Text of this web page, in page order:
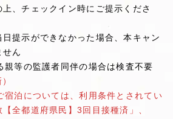
、チェックイン時にご提示くださ
提示ができなかった場合、本キャン
ん
等の監護者同伴の場合は検査不要
宿泊については、利用条件とされてい
全都道府県民】3回目接種済」、